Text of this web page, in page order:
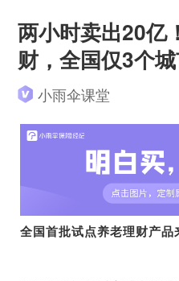
两小时卖出20亿
财，全国仅3个
小雨伞课堂
全国首批试点养老理财产品